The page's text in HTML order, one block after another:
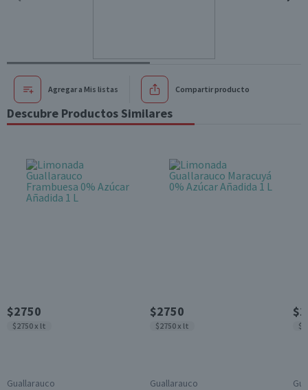
Agregar a Mis listas Compartir producto
Descubre Productos Similares
$2750
$2750 x lt
Guallarauco
$2750
$2750 x lt
Guallarauco